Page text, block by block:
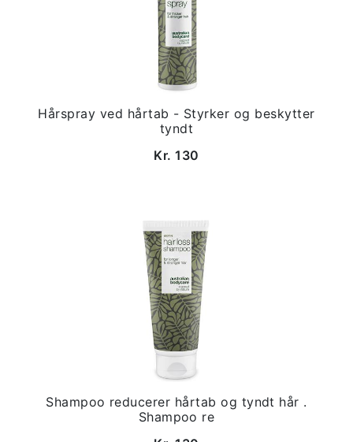
Hårspray ved hårtab - Styrker og beskytter
tyndt
Kr. 130
Shampoo reducerer hårtab og tyndt hår .
Shampoo re